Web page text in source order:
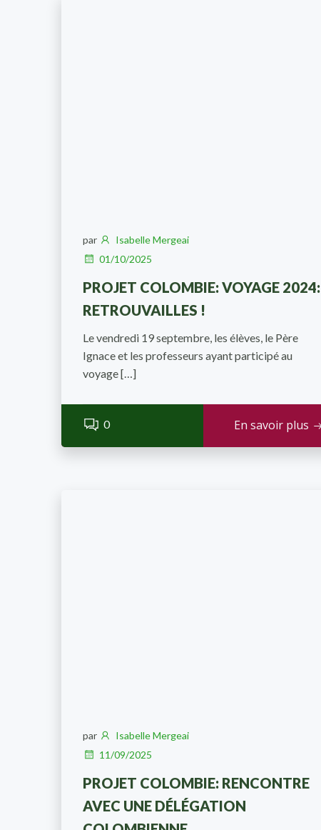
par
Isabelle Mergeai
01/10/2025
PROJET COLOMBIE: VOYAGE 2024:
RETROUVAILLES !
Le vendredi 19 septembre, les élèves, le Père
Ignace et les professeurs ayant participé au
voyage […]
0 En savoir plus
par
Isabelle Mergeai
11/09/2025
PROJET COLOMBIE: RENCONTRE
AVEC UNE DÉLÉGATION